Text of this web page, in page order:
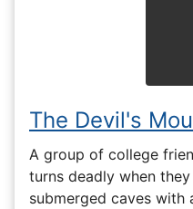
The Devil's
A group of college
turns deadly when
submerged caves with